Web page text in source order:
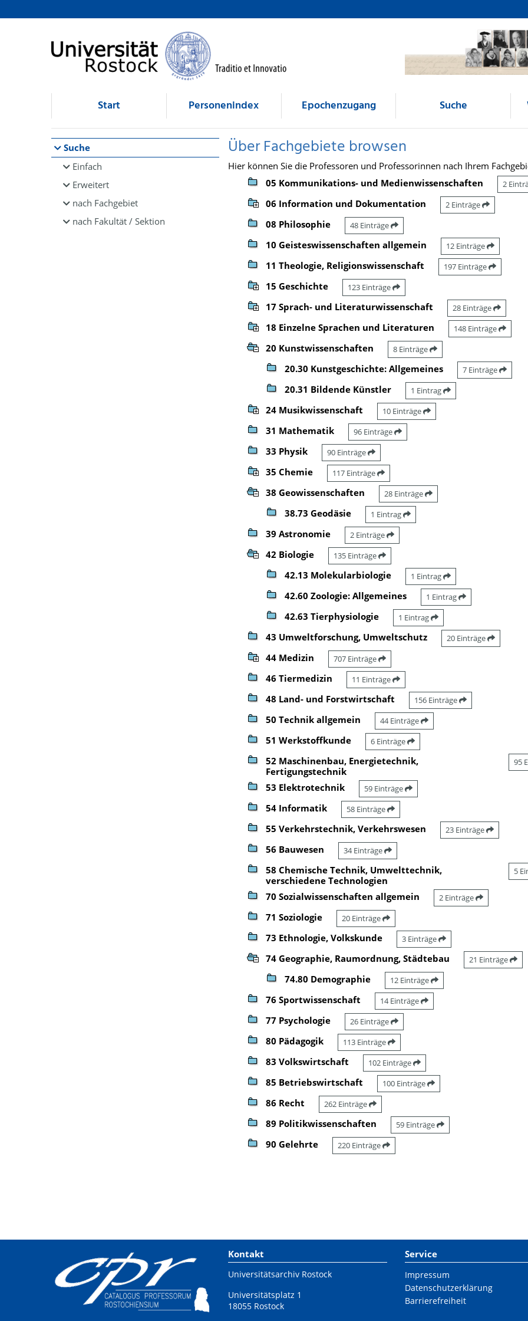
Browsen
direkt zum Inhalt
Start Personenindex Epochenzugang Suche
Suche
Einfach
Erweitert
nach Fachgebiet
nach Fakultät / Sektion
Über Fachgebiete browsen
Hier können Sie die Professoren und Professorinnen nach Ihrem
05 Kommunikations- und Medienwissenschaften
2
06 Information und Dokumentation 2 Einträge
08 Philosophie 48 Einträge
10 Geisteswissenschaften allgemein 12 Einträge
11 Theologie, Religionswissenschaft 197 Einträge
15 Geschichte 123 Einträge
17 Sprach- und Literaturwissenschaft 28 Einträge
18 Einzelne Sprachen und Literaturen 148 Einträge
20 Kunstwissenschaften 8 Einträge
20.30 Kunstgeschichte: Allgemeines 7 Einträge
20.31 Bildende Künstler 1 Eintrag
24 Musikwissenschaft 10 Einträge
31 Mathematik 96 Einträge
33 Physik 90 Einträge
35 Chemie 117 Einträge
38 Geowissenschaften 28 Einträge
38.73 Geodäsie 1 Eintrag
39 Astronomie 2 Einträge
42 Biologie 135 Einträge
42.13 Molekularbiologie 1 Eintrag
42.60 Zoologie: Allgemeines 1 Eintrag
42.63 Tierphysiologie 1 Eintrag
43 Umweltforschung, Umweltschutz 20 Einträge
44 Medizin 707 Einträge
46 Tiermedizin 11 Einträge
48 Land- und Forstwirtschaft 156 Einträge
50 Technik allgemein 44 Einträge
51 Werkstoffkunde 6 Einträge
52 Maschinenbau, Energietechnik,
Fertigungstechnik
95
53 Elektrotechnik 59 Einträge
54 Informatik 58 Einträge
55 Verkehrstechnik, Verkehrswesen 23 Einträge
56 Bauwesen 34 Einträge
58 Chemische Technik, Umwelttechnik,
verschiedene Technologien
5
70 Sozialwissenschaften allgemein 2 Einträge
71 Soziologie 20 Einträge
73 Ethnologie, Volkskunde 3 Einträge
74 Geographie, Raumordnung, Städtebau 21 Einträge
74.80 Demographie 12 Einträge
76 Sportwissenschaft 14 Einträge
77 Psychologie 26 Einträge
80 Pädagogik 113 Einträge
83 Volkswirtschaft 102 Einträge
85 Betriebswirtschaft 100 Einträge
86 Recht 262 Einträge
89 Politikwissenschaften 59 Einträge
90 Gelehrte 220 Einträge
Kontakt
Universitätsarchiv Rostock
Universitätsplatz 1
18055 Rostock
Service
Impressum
Datenschutzerklärung
Barrierefreiheit